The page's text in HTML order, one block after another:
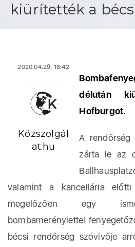
kiürítették a
2020.04.29. 18:42
Közszolgál
at.hu
délután
Hofburgot.
A
zárta le az
valamint a kancellária
megelőzően egy
bombamerénylettel
bécsi rendőrség szóvivője